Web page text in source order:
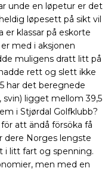
unde en løpetur er det
løpesett på sikt vil
er klassar på eskorte
med i aksjonen
muligens dratt litt på
rett og slett ikke
har det beregnede
ligget mellom 39,5
i Stjørdal Golfklubb?
att ändå försöka få
dere Norges lengste
i litt fart og spenning.
men med en